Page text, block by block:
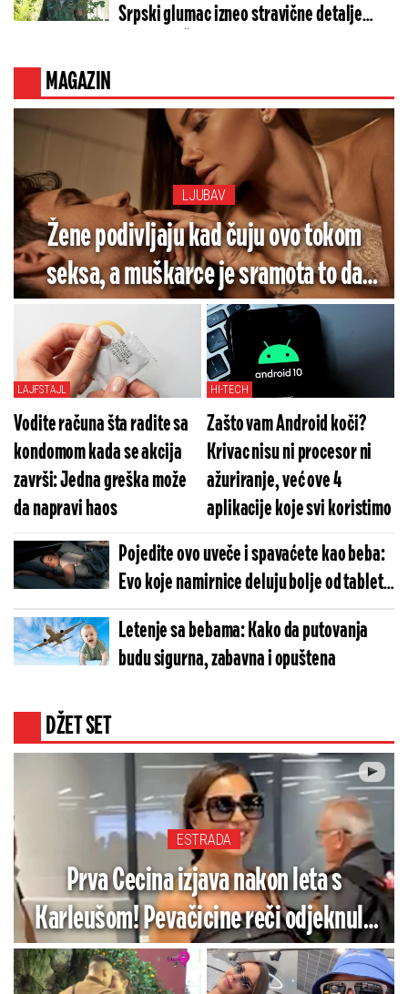
Srpski glumac izneo stravične detalje
MAGAZIN
LJUBAV
Žene podivljaju kad čuju ovo tokom
seksa, a muškarce je sramota to da
rade
LAJFSTAJL
Vodite računa šta radite sa
kondomom kada se akcija
završi: Jedna greška može
da napravi haos
HI-TECH
Zašto vam Android koči?
Krivac nisu ni procesor ni
ažuriranje, već ove 4
aplikacije koje svi koristimo
Pojedite ovo uveče i spavaćete kao beba:
Evo koje namirnice deluju bolje od tableta
za smirenje
Letenje sa bebama: Kako da putovanja
budu sigurna, zabavna i opuštena
DŽET SET
ESTRADA
Prva Cecina izjava nakon leta s
Karleušom! Pevačicine reči odjeknule
aerodromom (VIDEO)